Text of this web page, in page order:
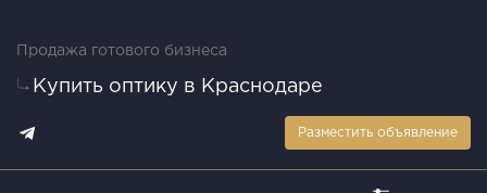
Продажа готового бизнеса
Купить оптику в Краснодаре
Разместить объявление